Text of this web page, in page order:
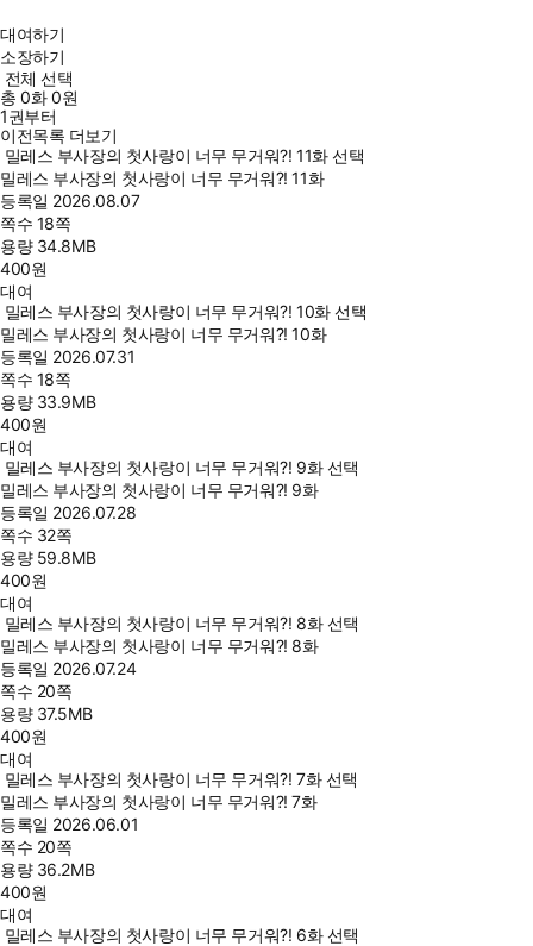
대여하기
소장하기
전체 선택
총0화0원
1권부터
이전목록 더보기
밀레스 부사장의 첫사랑이 너무 무거워?! 11화 선택
밀레스 부사장의 첫사랑이 너무 무거워?! 11화
등록일 2026.08.07
쪽수 18쪽
용량 34.8MB
400원
대여
밀레스 부사장의 첫사랑이 너무 무거워?! 10화 선택
밀레스 부사장의 첫사랑이 너무 무거워?! 10화
등록일 2026.07.31
쪽수 18쪽
용량 33.9MB
400원
대여
밀레스 부사장의 첫사랑이 너무 무거워?! 9화 선택
밀레스 부사장의 첫사랑이 너무 무거워?! 9화
등록일 2026.07.28
쪽수 32쪽
용량 59.8MB
400원
대여
밀레스 부사장의 첫사랑이 너무 무거워?! 8화 선택
밀레스 부사장의 첫사랑이 너무 무거워?! 8화
등록일 2026.07.24
쪽수 20쪽
용량 37.5MB
400원
대여
밀레스 부사장의 첫사랑이 너무 무거워?! 7화 선택
밀레스 부사장의 첫사랑이 너무 무거워?! 7화
등록일 2026.06.01
쪽수 20쪽
용량 36.2MB
400원
대여
밀레스 부사장의 첫사랑이 너무 무거워?! 6화 선택